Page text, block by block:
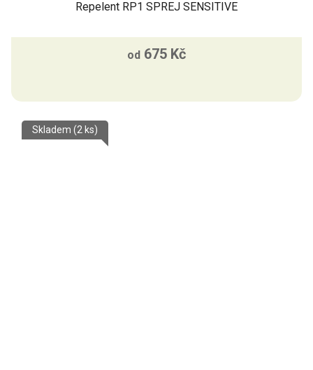
Repelent RP1 SPREJ SENSITIVE
od 675 Kč
Skladem (2 ks)